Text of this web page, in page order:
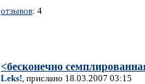
отзывов: 4
<бесконечно
Leks!, прислано 18.03.2007 03:15